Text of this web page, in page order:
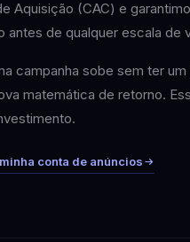
Aquisição (CAC) e
antes de qualquer escala de
campanha sobe sem ter
matemática de retorno.
conta de anúncios